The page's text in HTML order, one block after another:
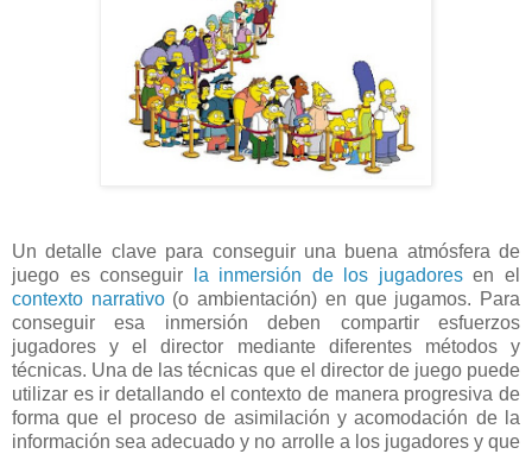
Un detalle clave para conseguir una buena atmósfera de
juego es conseguir
la inmersión de los jugadoresen el
contexto narrativo(o ambientación) en que jugamos. Para
conseguir esa inmersión deben compartir esfuerzos
jugadores y el director mediante diferentes métodos y
técnicas. Una de las técnicas que el director de juego puede
utilizar es ir detallando el contexto de manera progresiva de
forma que el proceso de asimilación y acomodación de la
información sea adecuado y no arrolle a los jugadores y que